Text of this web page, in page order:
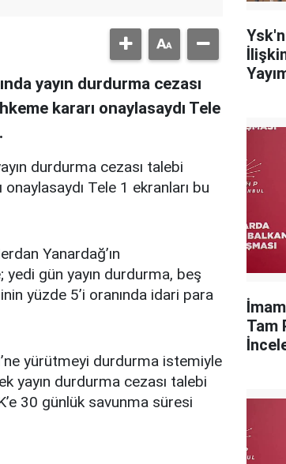
yayın durdurma cezası
kararı onaylasaydı Tele
durdurma cezası talebi
Tele 1 ekranları bu
Yanardağ’ın
gün yayın durdurma, beş
yüzde 5’i oranında idari para
yürütmeyi durdurma istemiyle
yayın durdurma cezası talebi
30 günlük savunma süresi
Tam